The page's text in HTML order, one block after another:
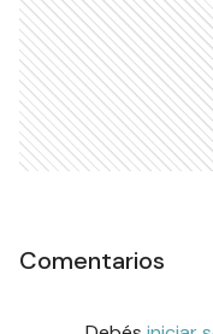
Comentarios